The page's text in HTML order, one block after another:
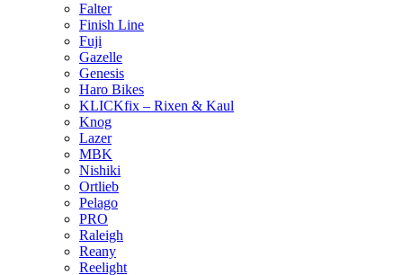
Falter
Finish Line
Fuji
Gazelle
Genesis
Haro Bikes
KLICKfix – Rixen & Kaul
Knog
Lazer
MBK
Nishiki
Ortlieb
Pelago
PRO
Raleigh
Reany
Reelight